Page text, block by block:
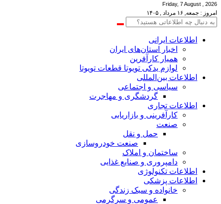
Friday, 7 August , 2026
امروز : جمعه, ۱۶ مرداد , ۱۴۰۵
اطلاعات‌ ‎ایرانی
اخبار استان‌های ایران
همیار کارآفرین
لوازم یدکی تویوتا قطعات تویوتا
اطلاعات بین‌المللی
سیاسی و اجتماعی
گردشگری و مهاجرت
اطلاعات تجاری
کارآفرینی و بازاریابی
صنعت
حمل و نقل
صنعت خودروسازی
ساختمان و املاک
دامپروری و صنایع غذایی
اطلاعات تکنولوژی
اطلاعات پزشکی
خانواده و سبک زندگی
عمومی و سرگرمی